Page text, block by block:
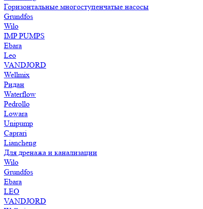
Горизонтальные многоступенчатые насосы
Grundfos
Wilo
IMP PUMPS
Ebara
Leo
VANDJORD
Wellmix
Ридан
Waterflow
Pedrollo
Lowara
Unipump
Caprari
Liancheng
Для дренажа и канализации
Wilo
Grundfos
Ebara
LEO
VANDJORD